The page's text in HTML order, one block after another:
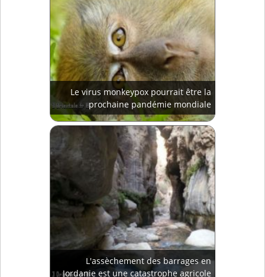
Le virus monkeypox pourrait être la
prochaine pandémie mondiale
L'assèchement des barrages en
Jordanie est une catastrophe agricole